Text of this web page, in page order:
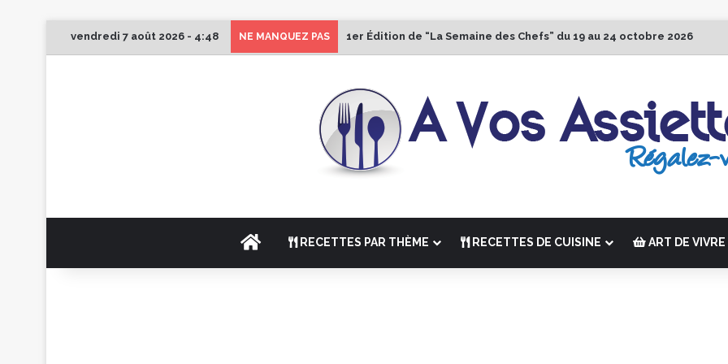
vendredi 7 août 2026 - 4:48 NE MANQUEZ PAS 1er Édition de “La Semaine des Chefs” du 19 au 24 octobre 2026
ACCUEILRECETTES PAR THÈME RECETTES DE CUISINE ART DE VIVRE